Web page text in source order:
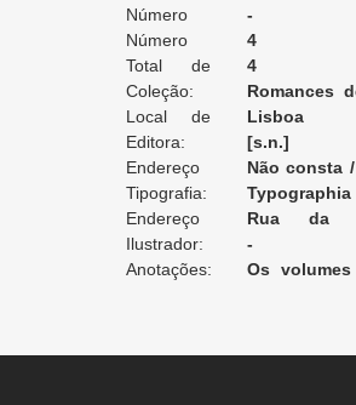
Edição:Número
da Edição:
-
Número
do Volume:
4
Total de
Volumes:
4
Coleção:
Romances
Kock
Local de
Edição:
Lisboa
Editora:
[s.n.]
Endereço
da Editora:
Não consta
record / non
Tipografia:
Typographia
Endereço
da Tipografia:
Rua da
[Lisboa]
Ilustrador:
-
Anotações:
Os